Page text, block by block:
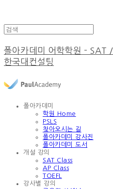
폴아카데미 어학학원 -
한국대컨설팅
폴아카데미
학원 Home
PSLS
찾아오시는 길
폴아카데미 강사진
폴아카데미 도서
개설 강의
SAT Class
AP Class
TOEFL
강사별 강의